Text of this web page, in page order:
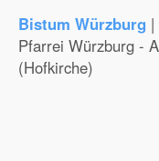
Bistum Würzburg |
Pfarrei Würzburg -
(Hofkirche)